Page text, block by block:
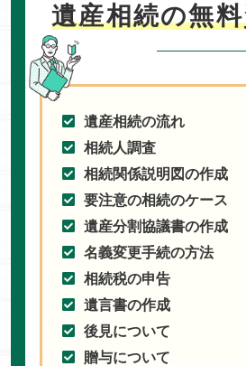
遺産相続の無
遺産相続の流れ
相続人調査
相続関係説明図の作成
要注意の相続のケース
遺産分割協議書の作成
名義変更手続の方法
相続税の申告
遺言書の作成
後見について
贈与について